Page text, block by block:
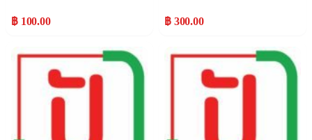
฿ 100.00 ฿ 300.00
Popular Popular